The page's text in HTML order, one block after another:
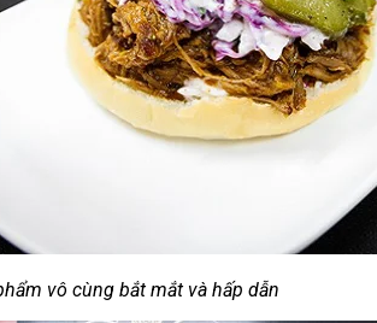
vô cùng bắt mắt và hấp dẫn